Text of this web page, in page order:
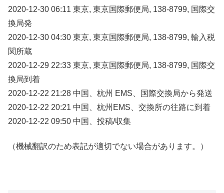
2020-12-30 06:11 東京, 東京国際郵便局, 138-8799, 国際交
換局発
2020-12-30 04:30 東京, 東京国際郵便局, 138-8799, 輸入税
関所蔵
2020-12-29 22:33 東京, 東京国際郵便局, 138-8799, 国際交
換局到着
2020-12-22 21:28 中国、杭州 EMS、国際交換局から発送
2020-12-22 20:21 中国、杭州EMS、交換所の往路に到着
2020-12-22 09:50 中国、投稿/収集
（機械翻訳のため表記が適切でない場合があります。）